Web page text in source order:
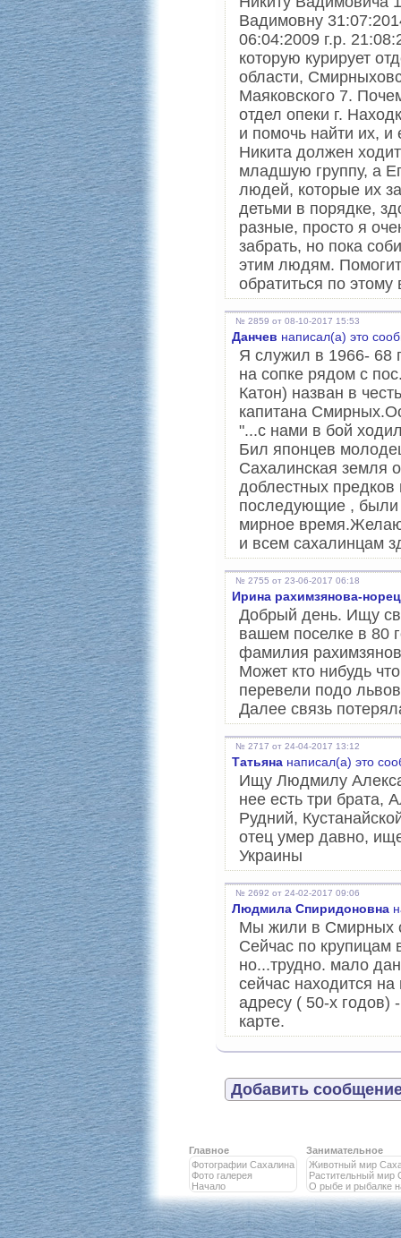
Вадимовну
06:04:2009 г.р.
которую курирует
области,
Маяковского 7.
отдел опеки г.
и помочь найти их,
Никита должен
младшую группу, а
людей, которые их
детьми в порядке,
разные, просто я
забрать, но пока
этим людям.
обратиться по этому
№ 2859 от 08-10-2017 15:53
Данчев написал(а) это
Я служил в 1966- 68
на сопке рядом с
Катон) назван в честь
капитана
"...с нами в бой
Бил японцев
Сахалинская земля
доблестных
последующие , были
мирное
и всем сахалинцам
№ 2755 от 23-06-2017 06:18
Ирина рахимзянова-норец
Добрый день. Ищу
вашем поселке в 80
фамилия
Может кто нибудь
перевели подо
Далее связь
№ 2717 от 24-04-2017 13:12
Татьяна написал(а) это
Ищу Людмилу
нее есть три брата,
Рудний,
отец умер давно,
Украины
№ 2692 от 24-02-2017 09:06
Людмила Спиридоновна
Мы жили в Смирных
Сейчас по крупицам
но...трудно. мало
сейчас находится
адресу ( 50-х годов)
карте.
Добавить
Главное
Фотографии Сахалина
Фото галерея
Начало
Занимательное
Животный мир
Растительный мир
О рыбе и рыбалке